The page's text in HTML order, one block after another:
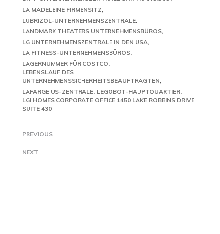
LA MADELEINE FIRMENSITZ
LUBRIZOL-UNTERNEHMENSZENTRALE
LANDMARK THEATERS UNTERNEHMENSBÜROS
LG UNTERNEHMENSZENTRALE IN DEN USA
LA FITNESS-UNTERNEHMENSBÜROS
LAGERNUMMER FÜR COSTCO
LEBENSLAUF DES
UNTERNEHMENSSICHERHEITSBEAUFTRAGTEN
LAFARGE US-ZENTRALE LEGOBOT-HAUPTQUARTIER
LGI HOMES CORPORATE OFFICE 1450 LAKE ROBBINS DRIVE
SUITE 430
PREVIOUS
NEXT